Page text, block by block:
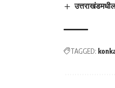
उत्तराखंडमधील
TAGGED: